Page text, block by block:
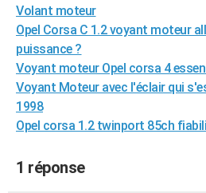
FORUM
Bricolage
Lifestyle
Culture
Sport
Auto
Television
Voyage
Cinema
Volant moteur
Opel Corsa C 1.2 voyant moteur
puissance ?
Voyant moteur Opel corsa 4
Voyant Moteur avec l'éclair qui
1998
Opel corsa 1.2 twinport 85ch
1 réponse